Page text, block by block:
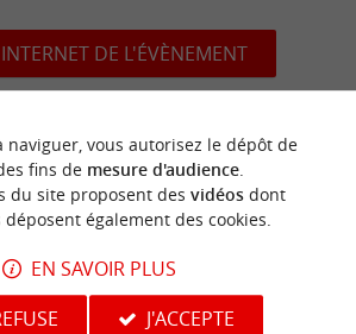
DE L'ÉVÈNEMENT
mise à jour :17/03/2026 à 12:00:00
de Tourisme Vendée Marais Poitevin
Image d'illustration non contractuelle
naviguer, vous autorisez le dépôt de
fins de mesure d'audience.
du site proposent des vidéosdont
également des cookies.
EN SAVOIR PLUS
J'ACCEPTE